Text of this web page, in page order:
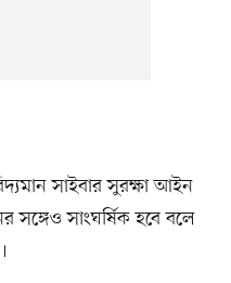
সাইবার সুরক্ষা আইন
সঙ্গেও সাংঘর্ষিক হবে বলে